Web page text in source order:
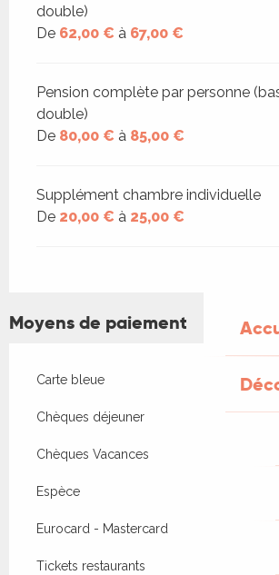
double)
De 62,00 € à 67,00 €
Pension complète par personne
double)
De 80,00 € à 85,00 €
Supplément chambre individuelle
De 20,00 € à 25,00 €
Moyens de paiement
Carte bleue
Chèques déjeuner
Chèques Vacances
Espèce
Eurocard - Mastercard
Tickets restaurants